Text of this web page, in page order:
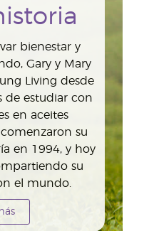
bienestar y
Gary y Mary
Living desde
de estudiar con
en aceites
su
en 1994, y hoy
su
el mundo.